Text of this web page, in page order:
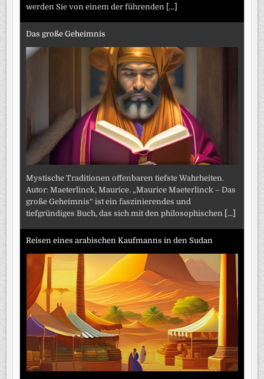
werden Sie von einem der führenden [...]
Das große Geheimnis
Mystische Traditionen offenbaren tiefste Wahrheiten.
Autor: Maeterlinck, Maurice. „Maurice Maeterlinck – Das
große Geheimnis“ ist ein faszinierendes und
tiefgründiges Buch, das sich mit den philosophischen [...]
Reisen eines arabischen Kaufmanns in den Sudan